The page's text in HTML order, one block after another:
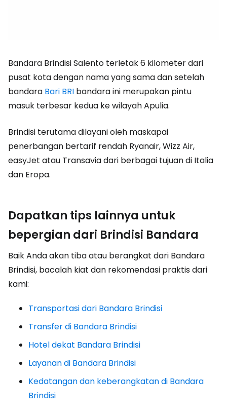
Bandara Brindisi Salento terletak 6 kilometer dari
pusat kota dengan nama yang sama dan setelah
bandara Bari BRI bandara ini merupakan pintu
masuk terbesar kedua ke wilayah Apulia.
Brindisi terutama dilayani oleh maskapai
penerbangan bertarif rendah Ryanair, Wizz Air,
easyJet atau Transavia dari berbagai tujuan di Italia
dan Eropa.
Dapatkan tips lainnya untuk
bepergian dari Brindisi Bandara
Baik Anda akan tiba atau berangkat dari Bandara
Brindisi, bacalah kiat dan rekomendasi praktis dari
kami:
Transportasi dari Bandara Brindisi
Transfer di Bandara Brindisi
Hotel dekat Bandara Brindisi
Layanan di Bandara Brindisi
Kedatangan dan keberangkatan di Bandara
Brindisi